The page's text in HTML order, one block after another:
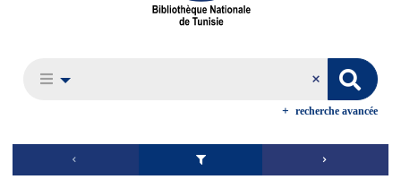
recherche avancée